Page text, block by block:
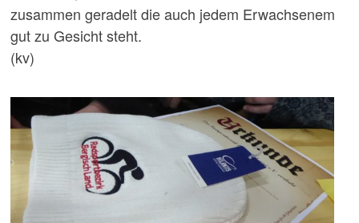
zusammen geradelt die auch jedem Erwachsenem
gut zu Gesicht steht.
(kv)